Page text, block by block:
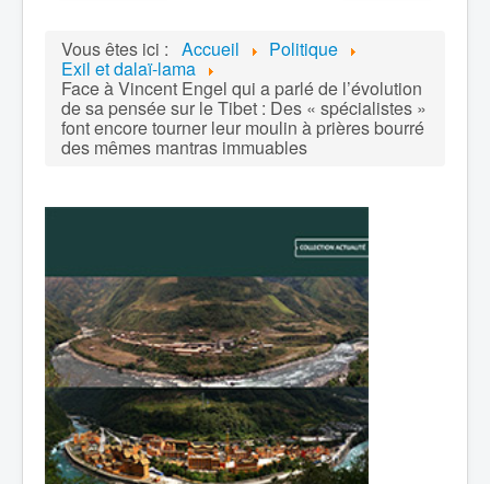
Vous êtes ici : Accueil Politique
Exil et dalaï-lama
Face à Vincent Engel qui a parlé de l’évolution
de sa pensée sur le Tibet : Des « spécialistes »
font encore tourner leur moulin à prières bourré
des mêmes mantras immuables